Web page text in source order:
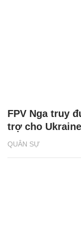
QUÂN SỰ
FPV Nga truy
trợ cho